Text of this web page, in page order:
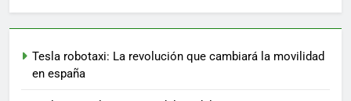
Tesla robotaxi: La revolución que cambiará la movilidad
en españa